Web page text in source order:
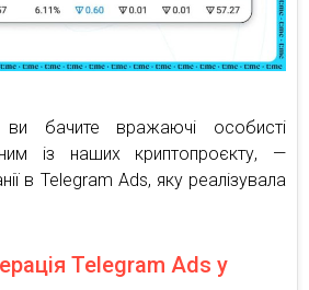
бачите вражаючі особисті
із наших криптопроєкту, —
в Telegram Ads, яку реалізувала
Telegram Ads у